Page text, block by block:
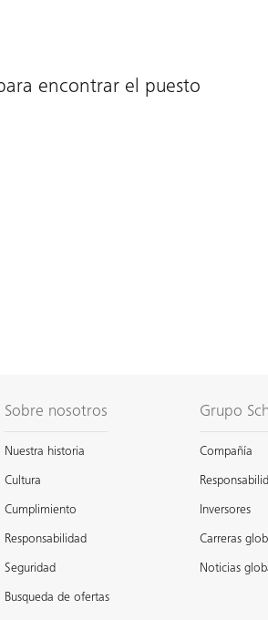
encontrar el puesto
Sobre nosotros
Nuestra historia
Cultura
Cumplimiento
Responsabilidad
Seguridad
Busqueda de ofertas
Grupo
Compañía
Inversores
Carreras
Noticias